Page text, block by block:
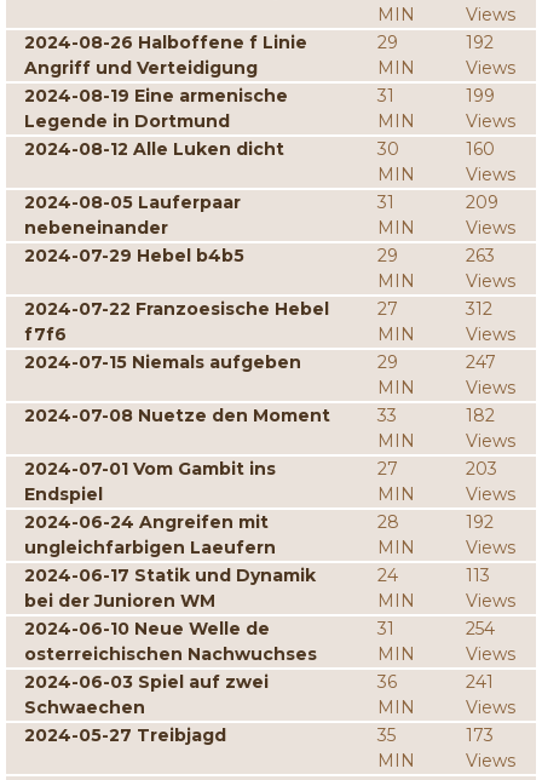
MIN
Views
2024-08-26 Halboffene f Linie
Angriff und Verteidigung
29
MIN
192
Views
2024-08-19 Eine armenische
Legende in Dortmund
31
MIN
199
Views
2024-08-12 Alle Luken dicht
30
MIN
160
Views
2024-08-05 Lauferpaar
nebeneinander
31
MIN
209
Views
2024-07-29 Hebel b4b5
29
MIN
263
Views
2024-07-22 Franzoesische Hebel
f7f6
27
MIN
312
Views
2024-07-15 Niemals aufgeben
29
MIN
247
Views
2024-07-08 Nuetze den Moment
33
MIN
182
Views
2024-07-01 Vom Gambit ins
Endspiel
27
MIN
203
Views
2024-06-24 Angreifen mit
ungleichfarbigen Laeufern
28
MIN
192
Views
2024-06-17 Statik und Dynamik
bei der Junioren WM
24
MIN
113
Views
2024-06-10 Neue Welle de
osterreichischen Nachwuchses
31
MIN
254
Views
2024-06-03 Spiel auf zwei
Schwaechen
36
MIN
241
Views
2024-05-27 Treibjagd
35
MIN
173
Views